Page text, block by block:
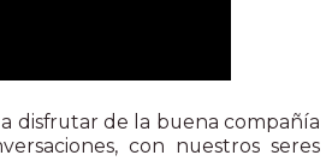
disfrutar de la buena compañía
con nuestros seres